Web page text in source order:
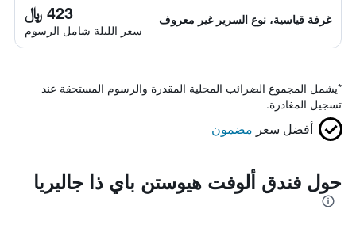
غرفة قياسية، نوع السرير غير معروف 423 ﷼
سعر الليلة شامل الرسوم
*يشمل المجموع الضرائب المحلية المقدرة والرسوم المستحقة عند
تسجيل المغادرة.
أفضل سعر مضمون
حول فندق ألوفت هيوستن باي ذا جاليريا